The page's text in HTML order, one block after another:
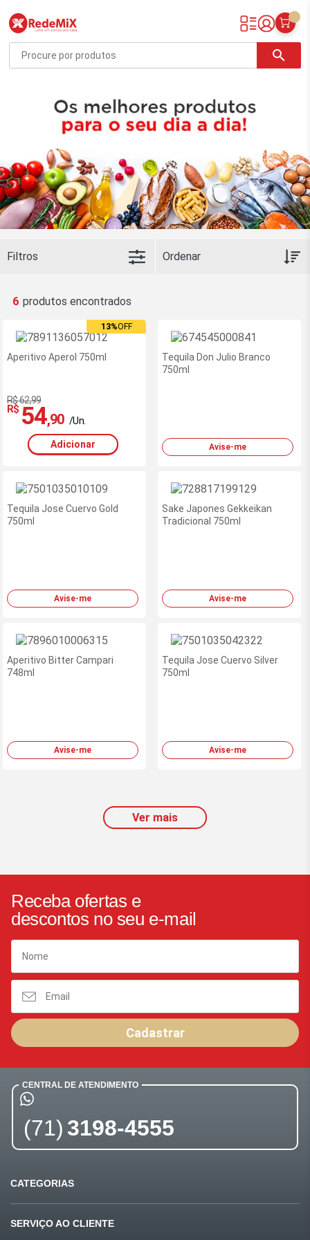
Redemix – Supermercado Online
search
Filtros
6
13%OFF
13%OFF
Aperitivo Aperol 750ml
R$ 62,99
R$ 54,90 /Un.
Adicionar
Tequila Don Julio Branco
750ml
Avise-me
Tequila Jose Cuervo Gold
750ml
Avise-me
Sake Japones Gekkeikan
Tradicional 750ml
Avise-me
Aperitivo Bitter Campari
748ml
Avise-me
Tequila Jose Cuervo Silver
750ml
Avise-me
Ver mais
Receba ofertas e
descontos no seu e-mail
Cadastrar
CENTRAL DE ATENDIMENTO
(71) 3198-4555
CATEGORIAS
SERVIÇO AO CLIENTE